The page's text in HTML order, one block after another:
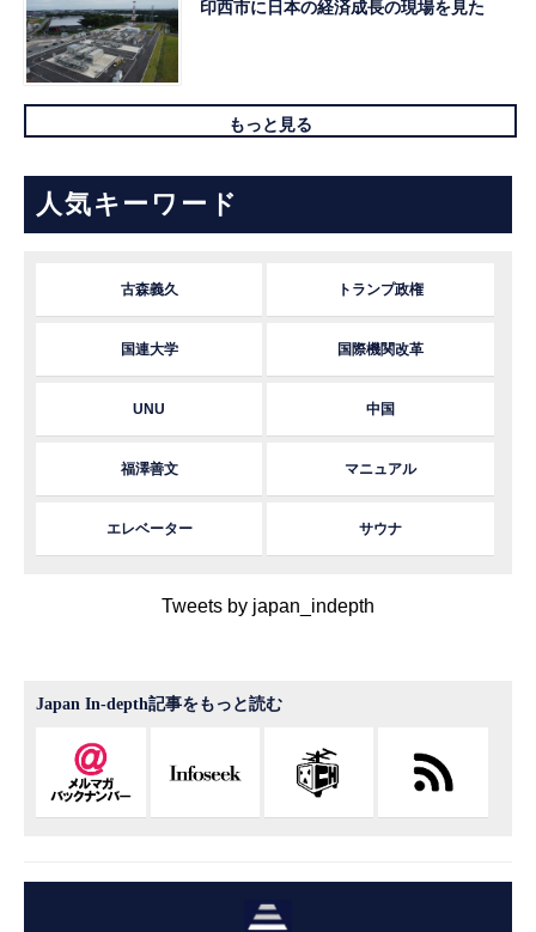
印西市に日本の経済成長の現場を見た
もっと見る
人気キーワード
古森義久 トランプ政権
国連大学 国際機関改革
UNU 中国
福澤善文 マニュアル
エレベーター サウナ
Tweets by japan_indepth
Japan In-depth記事をもっと読む